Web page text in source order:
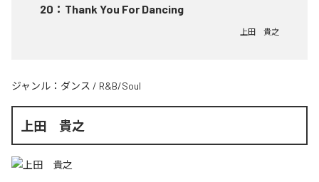
20 ： Thank You For Dancing
上田 貴之
ジャンル： ダンス / R&B/Soul
上田 貴之